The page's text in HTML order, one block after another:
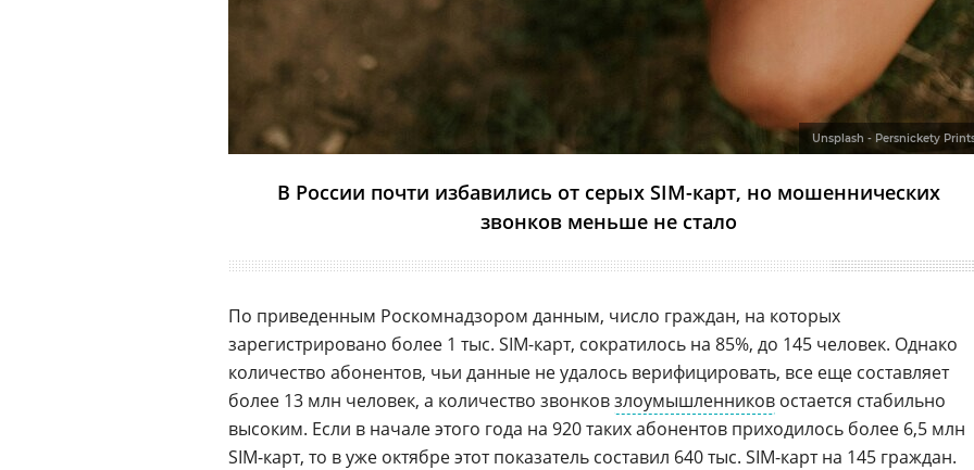
Unsplash - Persnickety
В России почти избавились от серых SIM-карт, но мошеннических
звонков меньше не стало
По приведенным Роскомнадзором данным, число граждан, на которых
зарегистрировано более 1 тыс. SIM-карт, сократилось на 85%, до 145 человек. Однако
количество абонентов, чьи данные не удалось верифицировать, все еще составляет
более 13 млн человек, а количество звонковзлоумышленников остается стабильно
высоким. Если в начале этого года на 920 таких абонентов приходилось более 6,5 млн
SIM-карт, то в уже октябре этот показатель составил 640 тыс. SIM-карт на 145 граждан.